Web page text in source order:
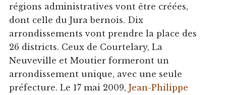
régions administratives vont être créées,
dont celle du Jura bernois. Dix
arrondissements vont prendre la place des
26 districts. Ceux de Courtelary, La
Neuveville et Moutier formeront un
arrondissement unique, avec une seule
préfecture. Le 17 mai 2009, Jean-Philippe